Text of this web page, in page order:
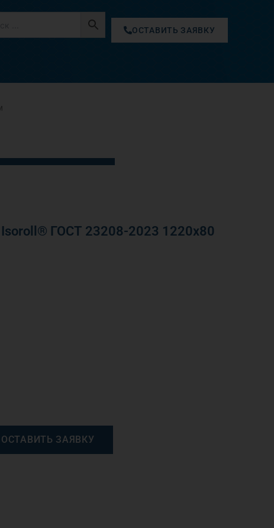
ОСТАВИТЬ ЗАЯВКУ
ГОСТ 23208-2023 1220х80
ОСТАВИТЬ ЗАЯВКУ